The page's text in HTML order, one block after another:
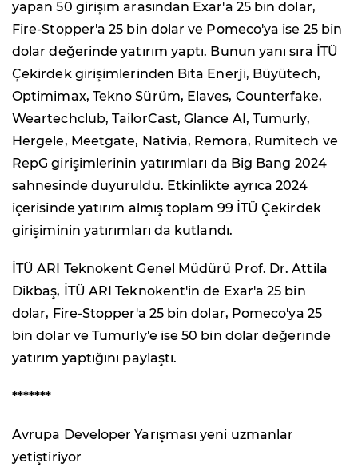
yapan 50 girişim arasından Exar'a 25 bin dolar,
Fire-Stopper'a 25 bin dolar ve Pomeco'ya ise 25 bin
dolar değerinde yatırım yaptı. Bunun yanı sıra İTÜ
Çekirdek girişimlerinden Bita Enerji, Büyütech,
Optimimax, Tekno Sürüm, Elaves, Counterfake,
Weartechclub, TailorCast, Glance AI, Tumurly,
Hergele, Meetgate, Nativia, Remora, Rumitech ve
RepG girişimlerinin yatırımları da Big Bang 2024
sahnesinde duyuruldu. Etkinlikte ayrıca 2024
içerisinde yatırım almış toplam 99 İTÜ Çekirdek
girişiminin yatırımları da kutlandı.
İTÜ ARI Teknokent Genel Müdürü Prof. Dr. Attila
Dikbaş, İTÜ ARI Teknokent'in de Exar'a 25 bin
dolar, Fire-Stopper'a 25 bin dolar, Pomeco'ya 25
bin dolar ve Tumurly'e ise 50 bin dolar değerinde
yatırım yaptığını paylaştı.
*******
Avrupa Developer Yarışması yeni uzmanlar
yetiştiriyor